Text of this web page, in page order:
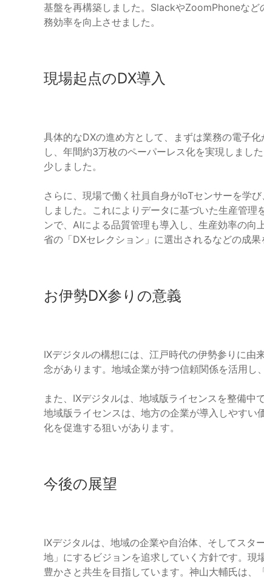
基盤を再構築しました。SlackやZoomPhoneな
務効率を向上させました。
現場起点のDX導入
具体的なDXの進め方として、まずは業務の電子
し、年間約3万枚のペーパーレス化を実現しまし
少しました。
さらに、現場で働く社員自身がIoTセンサーを学
しました。これによりデータに基づいた生産管
ンで、AIによる品質管理も導入し、生産効率の
省の「DXセレクション」に選出されるなどの成果
お伊勢DX参りの意義
IXデジタルの構想には、江戸時代の伊勢参りに由
念があります。地域企業が持つ信頼関係を活用し
また、IXデジタルは、地域版ライセンスを整備
地域版ライセンスは、地方の企業が導入しやす
化を促進する狙いがあります。
今後の展望
IXデジタルは、地域の企業や自治体、そしてスタ
地」にするビジョンを追求していく方針です。
豊かさと共生を目指しています。神山大輔氏は